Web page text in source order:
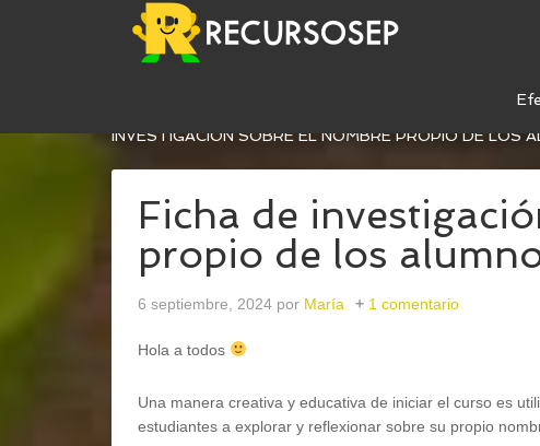
INVESTIGACIÓN SOBRE EL NOMBRE PROPIO DE LOS
Ficha de
propio de los
6 septiembre, 2024 por María 1 comentario
Hola a todos
Una manera creativa y educativa de iniciar el curso es
estudiantes a explorar y reflexionar sobre su propio